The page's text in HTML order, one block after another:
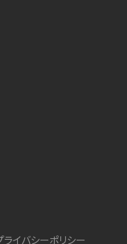
ライバシーポリシー